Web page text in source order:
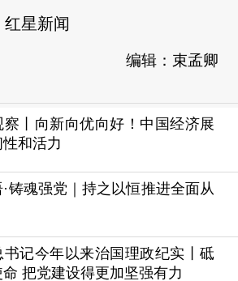
星新闻
编辑：束孟卿